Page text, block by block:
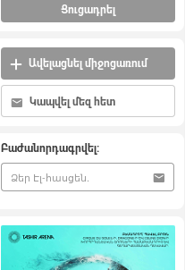
Ցուցադրել
Ավելացնել միջոցառում
Կապվել մեզ հետ
Բաժանորդագրվել: